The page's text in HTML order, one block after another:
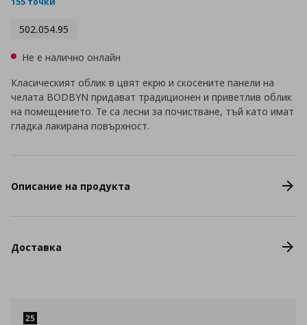
502.054.95
Не е налично онлайн
Класическият облик в цвят екрю и скосените панели на
челата BODBYN придават традиционен и приветлив облик
на помещението. Те са лесни за почистване, тъй като имат
гладка лакирана повърхност.
Описание на продукта
Доставка